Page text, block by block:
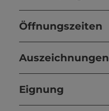
Öffnungszeiten
Auszeichnungen
Eignung